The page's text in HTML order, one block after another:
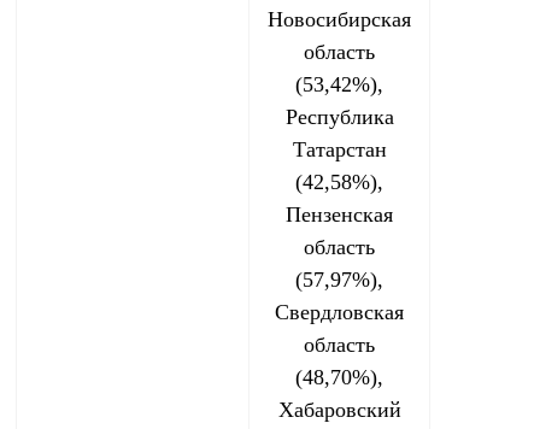
Новосибирская
область
(53,42%),
Республика
Татарстан
(42,58%),
Пензенская
область
(57,97%),
Свердловская
область
(48,70%),
Хабаровский